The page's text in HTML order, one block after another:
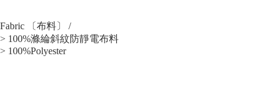
Fabric 〔布料〕 /
> 100%滌綸斜紋防靜電布料
> 100%Polyester